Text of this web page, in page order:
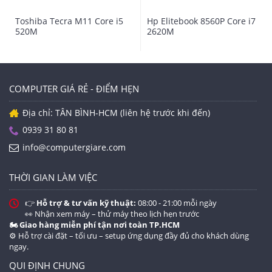
CPU: Intel Core i7 "Sandy Bridge" with vPro
Memory: 4GB DDR3 (Bus 1333MHz) (Hổ trợ nâng
cấp ram giá rẻ)
SSD: 128GB (Hàng zin theo máy, truy xuất dữ liệu
cực nhanh)
Optical Drive: DVD-SuperMulti Drive
chói Anti-glare LED backlit High Definition HD+
(1600x900) & Ambient light sensor.
Network: Integrated Intel® 802.11 a/g/n . Lan
Integrated 1GBit TX Ethernet + Active
Management Technology (AMT) 7.0
lâu.Weight: 1.99kg.
Toshiba Tecra M11 Core i5
520M
Hp Elitebook 8560P Core i7
2620M
COMPUTER GIÁ RẺ - ĐIỂM HẸN
Địa chỉ: TÂN BÌNH-HCM (liên hệ trước khi đến)
0939 31 80 81
info@computergiare.com
THỜI GIAN LÀM VIỆC
👉 Hỗ trợ & tư vấn kỹ thuật: 08:00 - 21:00 mỗi ngày
👀 Nhận xem máy – thử máy theo lịch hẹn trước
🏍️ Giao hàng miễn phí tận nơi toàn TP.HCM
⚙️ Hỗ trợ cài đặt – tối ưu – setup ứng dụng đầy đủ cho khách dùng
ngay.
QUI ĐỊNH CHUNG